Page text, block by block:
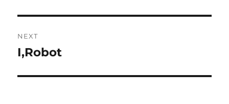
NEXT
Next
I,Robot